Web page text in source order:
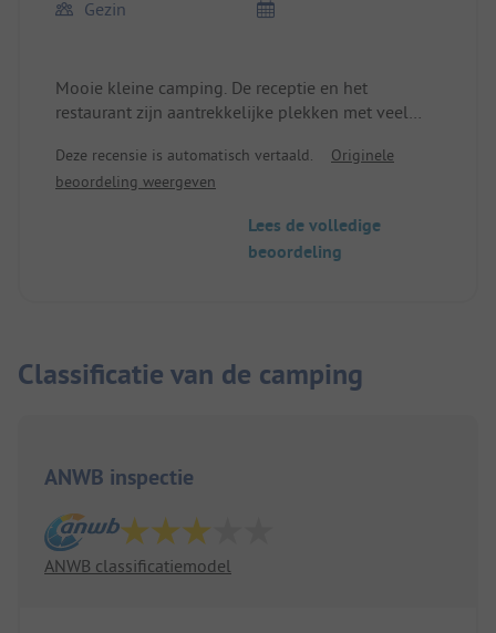
Gezin
Mooie kleine camping. De receptie en het
restaurant zijn aantrekkelijke plekken met veel
Vriendelijke ontvangst.
Deze recensie is automatisch vertaald.
Originele
beoordeling weergeven
Lees de volledige
beoordeling
Classificatie van de camping
ANWB inspectie
ANWB classificatiemodel